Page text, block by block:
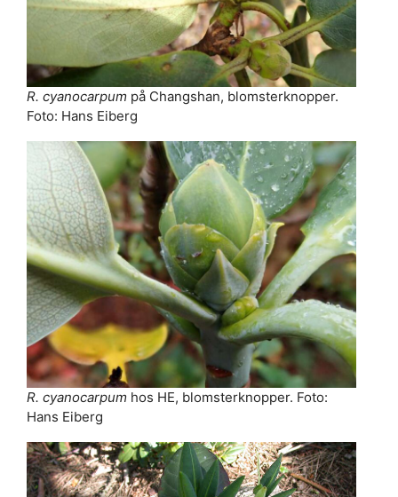
R. cyanocarpum på Changshan, blomsterknopper.
Foto: Hans Eiberg
R. cyanocarpum hos HE, blomsterknopper. Foto:
Hans Eiberg